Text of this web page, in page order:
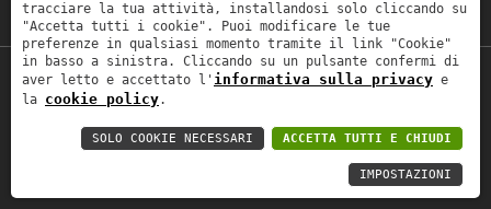
Copyright © 2019Astrolabio. P.IVA:
Privacy policy-Privacy policy B2B -Area
tracciare la tua attività, installandosi solo cliccando su
"Accetta tutti i cookie". Puoi modificare le tue
preferenze in qualsiasi momento tramite il link "Cookie"
in basso a sinistra. Cliccando su un pulsante confermi di
aver letto e accettato l' informativa sulla privacy e
la cookie policy.
ACCETTA TUTTI E CHIUDI
SOLO COOKIE NECESSARI
IMPOSTAZIONI